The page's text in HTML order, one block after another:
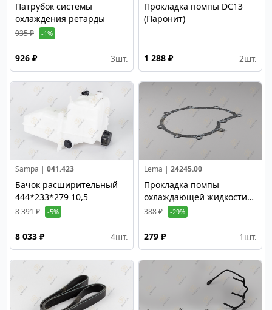
Патрубок системы
охлаждения ретарды
935 ₽ -1%
926 ₽ 3шт.
Прокладка помпы DC13
(Паронит)
1 288 ₽ 2шт.
Sampa | 041.423
Бачок расширительный
444*233*279 10,5
8 391 ₽ -5%
8 033 ₽ 4шт.
Lema | 24245.00
Прокладка помпы
охлаждающей жидкости
(Паронит)
388 ₽ -29%
279 ₽ 1 шт.